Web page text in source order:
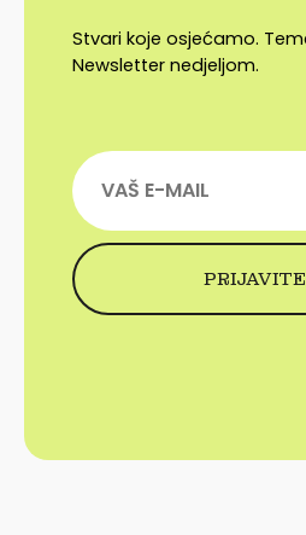
Stvari koje osjećamo.
Newsletter nedjeljom.